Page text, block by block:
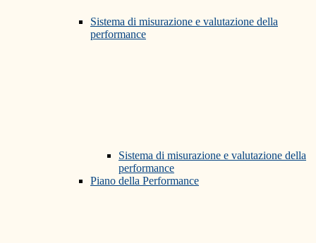
Sistema di misurazione e valutazione della
performance
Sistema di misurazione e valutazione della
performance
Piano della Performance